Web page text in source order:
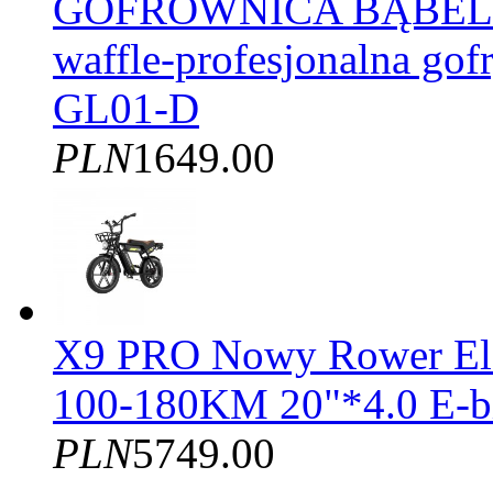
waffle-profesjonalna
GL01-D
PLN1649.00
X9 PRO Nowy Rower
100-180KM 20"*4.0 E-
PLN5749.00